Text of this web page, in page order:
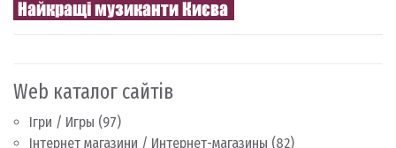
Web каталог сайтів
Ігри / Игры (97)
Інтернет магазини / Интернет-магазины (82)